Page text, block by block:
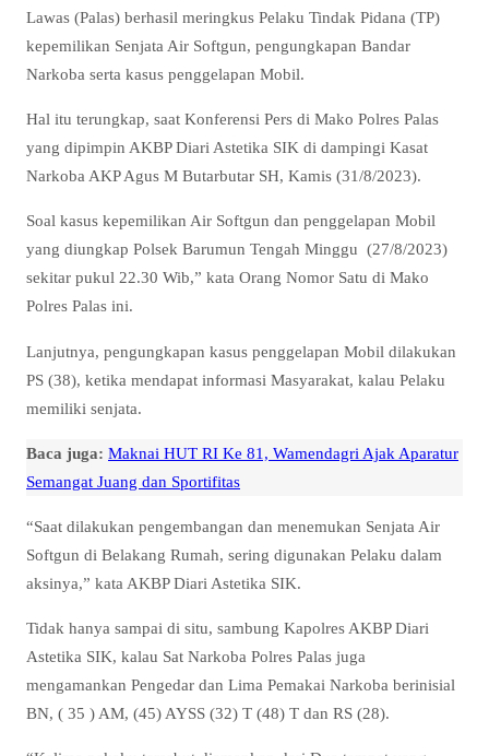
Lawas (Palas) berhasil meringkus Pelaku Tindak Pidana (TP)
kepemilikan Senjata Air Softgun, pengungkapan Bandar
Narkoba serta kasus penggelapan Mobil.
Hal itu terungkap, saat Konferensi Pers di Mako Polres Palas
yang dipimpin AKBP Diari Astetika SIK di dampingi Kasat
Narkoba AKP Agus M Butarbutar SH, Kamis (31/8/2023).
Soal kasus kepemilikan Air Softgun dan penggelapan Mobil
yang diungkap Polsek Barumun Tengah Minggu (27/8/2023)
sekitar pukul 22.30 Wib,” kata Orang Nomor Satu di Mako
Polres Palas ini.
Lanjutnya, pengungkapan kasus penggelapan Mobil dilakukan
PS (38), ketika mendapat informasi Masyarakat, kalau Pelaku
memiliki senjata.
Baca juga: Maknai HUT RI Ke 81, Wamendagri Ajak Aparatur
Semangat Juang dan Sportifitas
“Saat dilakukan pengembangan dan menemukan Senjata Air
Softgun di Belakang Rumah, sering digunakan Pelaku dalam
aksinya,” kata AKBP Diari Astetika SIK.
Tidak hanya sampai di situ, sambung Kapolres AKBP Diari
Astetika SIK, kalau Sat Narkoba Polres Palas juga
mengamankan Pengedar dan Lima Pemakai Narkoba berinisial
BN, ( 35 ) AM, (45) AYSS (32) T (48) T dan RS (28).